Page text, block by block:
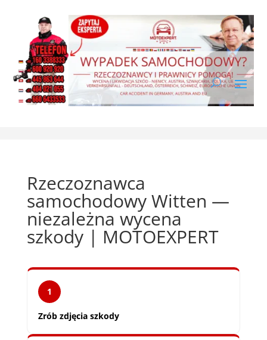
Rzeczoznawca
samochodowy Witten —
niezależna wycena
szkody | MOTOEXPERT
1
Zrób zdjęcia szkody